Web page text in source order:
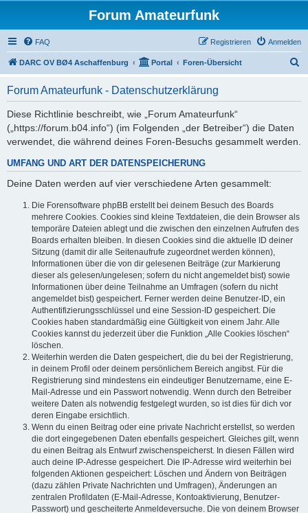
Forum Amateurfunk
FAQ Anmelden
Registrieren
DARC OV BØ4 Aschaffenburg Portal Foren-Übersicht
Forum Amateurfunk - Datenschutzerklärung
Diese Richtlinie beschreibt, wie „Forum Amateurfunk“
(„https://forum.b04.info“) (im Folgenden „der Betreiber“) die Daten
verwendet, die während deines Foren-Besuchs gesammelt werden.
UMFANG UND ART DER DATENSPEICHERUNG
Deine Daten werden auf vier verschiedene Arten gesammelt:
Die Forensoftware phpBB erstellt bei deinem Besuch des Boards
mehrere Cookies. Cookies sind kleine Textdateien, die dein Browser als
temporäre Dateien ablegt und die zwischen den einzelnen Aufrufen des
Boards erhalten bleiben. In diesen Cookies sind die aktuelle ID deiner
Sitzung (damit dir alle Seitenaufrufe zugeordnet werden können),
Informationen über die von dir gelesenen Beiträge (zur Markierung
dieser als gelesen/ungelesen; sofern du nicht angemeldet bist) sowie
Informationen über deine Teilnahme an Umfragen (sofern du nicht
angemeldet bist) gespeichert. Ferner werden deine Benutzer-ID, ein
Authentifizierungsschlüssel und eine Session-ID gespeichert. Die
Cookies haben standardmäßig eine Gültigkeit von einem Jahr. Alle
Cookies kannst du jederzeit über die Funktion „Alle Cookies löschen“
löschen.
Weiterhin werden die Daten gespeichert, die du bei der Registrierung,
in deinem Profil oder deinem persönlichem Bereich angibst. Für die
Registrierung sind mindestens ein eindeutiger Benutzername, eine E-
Mail-Adresse und ein Passwort notwendig. Wenn durch den Betreiber
weitere Daten als notwendig festgelegt wurden, so ist dies für dich vor
deren Eingabe ersichtlich.
Wenn du einen Beitrag oder eine private Nachricht erstellst, so werden
die dort eingegebenen Daten ebenfalls gespeichert. Gleiches gilt, wenn
du einen Beitrag als Entwurf zwischenspeicherst. In diesen Fällen wird
auch deine IP-Adresse gespeichert. Die IP-Adresse wird weiterhin bei
folgenden Aktionen gespeichert: Löschen und Ändern von Beiträgen
(dazu zählen Private Nachrichten und Umfragen), Änderungen an
zentralen Profildaten (E-Mail-Adresse, Kontoaktivierung, Benutzer-
Passwort) und gescheiterte Anmeldeversuche. Die von deinem Browser